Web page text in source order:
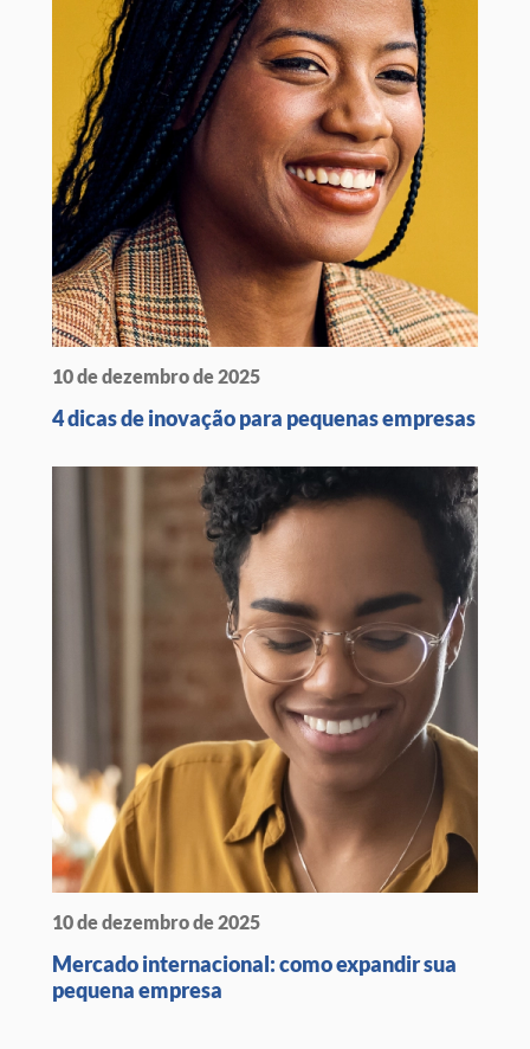
10 de dezembro de 2025
4 dicas de inovação para pequenas empresas
10 de dezembro de 2025
Mercado internacional: como expandir sua
pequena empresa